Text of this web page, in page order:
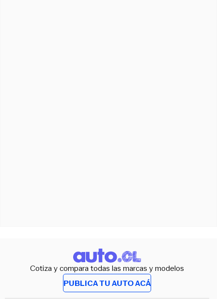
Cotiza y compara todas las marcas y modelos
PUBLICA TU AUTO ACÁ